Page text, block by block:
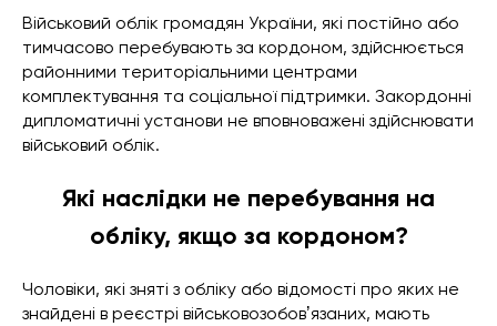
Військовий облік громадян України, які постійно або
тимчасово перебувають за кордоном, здійснюється
районними територіальними центрами
комплектування та соціальної підтримки. Закордонні
дипломатичні установи не вповноважені здійснювати
військовий облік.
Які наслідки не перебування на
обліку, якщо за кордоном?
Чоловіки, які зняті з обліку або відомості про яких не
знайдені в реєстрі військовозобовʼязаних, мають